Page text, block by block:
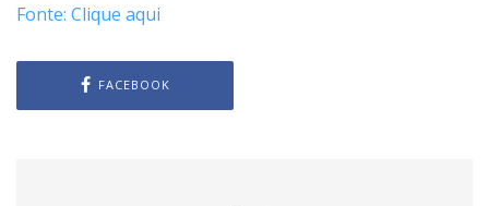
Fonte: Clique aqui
FACEBOOK